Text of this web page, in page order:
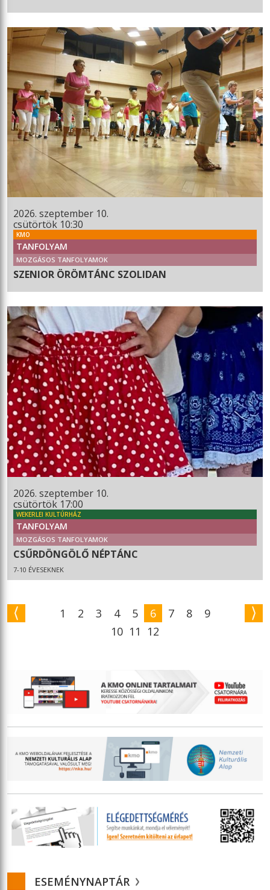
2026. szeptember 10.
csütörtök 10:30
KMO
TANFOLYAM
MOZGÁSOS TANFOLYAMOK
SZENIOR ÖRÖMTÁNC SZOLIDAN
2026. szeptember 10.
csütörtök 17:00
WEKERLEI KULTÚRHÁZ
TANFOLYAM
MOZGÁSOS TANFOLYAMOK
CSŰRDÖNGÖLŐ NÉPTÁNC
7-10 ÉVESEKNEK
1 2 3 4 5 6 7 8
9
10 11 12
ESEMÉNYNAPTÁR